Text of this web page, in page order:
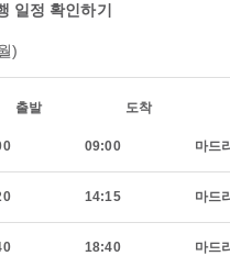
일정 확인하기
)
출발 도착
09:00 마드
14:15 마드
18:40 마드